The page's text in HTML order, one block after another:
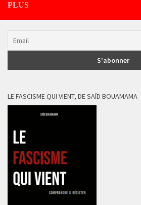
PLUS
LE FASCISME QUI VIENT, DE SAÏD BOUAMAMA